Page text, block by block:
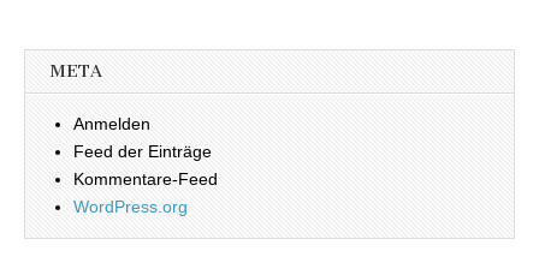
META
Anmelden
Feed der Einträge
Kommentare-Feed
WordPress.org